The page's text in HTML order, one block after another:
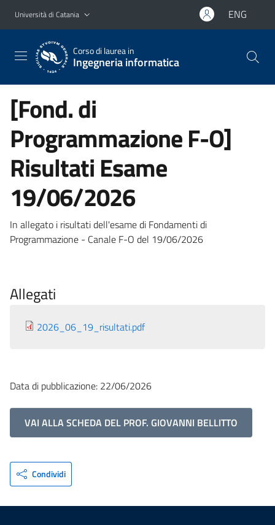
Vai al contenuto principale
Vai al menu di navigazione
Università di Catania ENG
Corso di laurea in
Ingegneria informatica
[Fond. di
Programmazione F-O]
Risultati Esame
19/06/2026
In allegato i risultati dell'esame di Fondamenti di
Programmazione - Canale F-O del 19/06/2026
Allegati
2026_06_19_risultati.pdf
Data di pubblicazione: 22/06/2026
VAI ALLA SCHEDA DEL PROF. GIOVANNI BELLITTO
Condividi